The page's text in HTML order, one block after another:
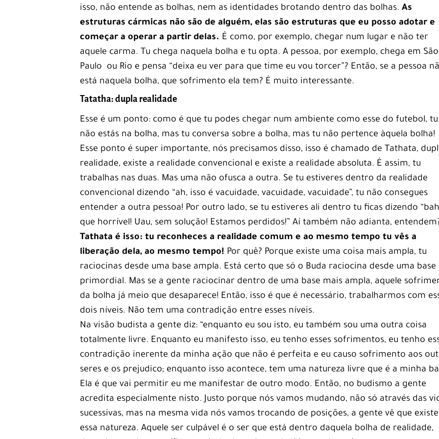
isso, não entende as bolhas, nem as identidades brotando dentro das bolhas.As
estruturas cármicas não são de alguém, elas são estruturas que eu posso adotar e
começar a operar a partir delas. É como, por exemplo, chegar num lugar e não ter
aquele carma. Tu chega naquela bolha e tu opta. A pessoa, por exemplo, chega em São
Paulo ou Rio e pensa “deixa eu ver para que time eu vou torcer”? Então, se a pessoa
está naquela bolha, que sofrimento ela tem? É muito interessante.
Tatatha: dupla realidade
Esse é um ponto: como é que tu podes chegar num ambiente como esse do futebol, tu
não estás na bolha, mas tu conversa sobre a bolha, mas tu não pertence àquela bolha!
Esse ponto é super importante, nós precisamos disso, isso é chamado de Tathata,
realidade, existe a realidade convencional e existe a realidade absoluta. É assim, tu
trabalhas nas duas. Mas uma não ofusca a outra. Se tu estiveres dentro da realidade
convencional dizendo “ah, isso é vacuidade, vacuidade, vacuidade”, tu não consegues
entender a outra pessoa! Por outro lado, se tu estiveres ali dentro tu ficas dizendo “bah
que horrível! Uau, sem solução! Estamos perdidos!” Aí também não adianta,
Tathata é isso: tu reconheces a realidade comum e ao mesmo tempo tu vês a
liberação dela, ao mesmo tempo! Por quê? Porque existe uma coisa mais ampla, tu
raciocinas desde uma base ampla. Está certo que só o Buda raciocina desde uma base
primordial. Mas se a gente raciocinar dentro de uma base mais ampla, aquele
da bolha já meio que desaparece! Então, isso é que é necessário, trabalharmos com
dois níveis. Não tem uma contradição entre esses níveis.
Na visão budista a gente diz: “enquanto eu sou isto, eu também sou uma outra coisa
totalmente livre. Enquanto eu manifesto isso, eu tenho esses sofrimentos, eu tenho
contradição inerente da minha ação que não é perfeita e eu causo sofrimento aos
seres e os prejudico; enquanto isso acontece, tem uma natureza livre que é a minha
Ela é que vai permitir eu me manifestar de outro modo. Então, no budismo a gente
acredita especialmente nisto. Justo porque nós vamos mudando, não só através das
sucessivas, mas na mesma vida nós vamos trocando de posições, a gente vê que existe
essa natureza. Aquele ser culpável é o ser que está dentro daquela bolha de realidade,